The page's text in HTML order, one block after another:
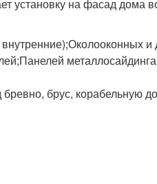
установку на фасад дома
и
брус, корабельную